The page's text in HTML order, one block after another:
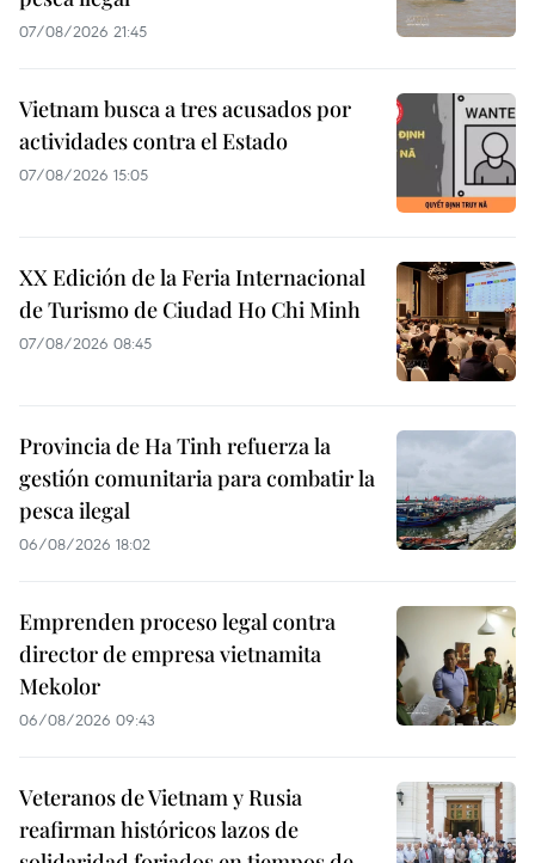
07/08/2026 21:45
Vietnam busca a tres acusados por
actividades contra el Estado
07/08/2026 15:05
XX Edición de la Feria Internacional
de Turismo de Ciudad Ho Chi Minh
07/08/2026 08:45
Provincia de Ha Tinh refuerza la
gestión comunitaria para combatir la
pesca ilegal
06/08/2026 18:02
Emprenden proceso legal contra
director de empresa vietnamita
Mekolor
06/08/2026 09:43
Veteranos de Vietnam y Rusia
reafirman históricos lazos de